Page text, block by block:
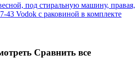
под стиральную машину, правая,
Vodok с раковиной в комплекте
Сравнить все